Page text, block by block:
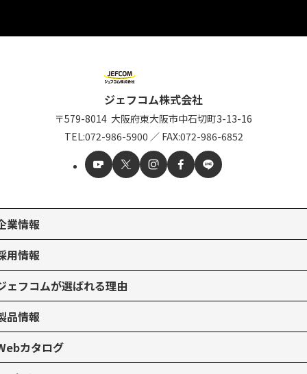
ジェフコム株式会社
〒579-8014 大阪府東大阪市中石切町3-13-16
TEL:072-986-5900 ／ FAX:072-986-6852
業情報
用情報
ェフコムが選ばれる理由
品情報
カタログ